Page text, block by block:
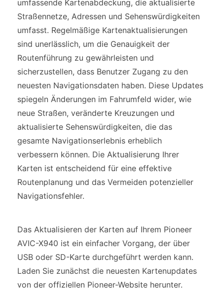
umfassende Kartenabdeckung, die aktualisierte
Straßennetze, Adressen und Sehenswürdigkeiten
umfasst. Regelmäßige Kartenaktualisierungen
sind unerlässlich, um die Genauigkeit der
Routenführung zu gewährleisten und
sicherzustellen, dass Benutzer Zugang zu den
neuesten Navigationsdaten haben. Diese Updates
spiegeln Änderungen im Fahrumfeld wider, wie
neue Straßen, veränderte Kreuzungen und
aktualisierte Sehenswürdigkeiten, die das
gesamte Navigationserlebnis erheblich
verbessern können. Die Aktualisierung Ihrer
Karten ist entscheidend für eine effektive
Routenplanung und das Vermeiden potenzieller
Navigationsfehler.
Das Aktualisieren der Karten auf Ihrem Pioneer
AVIC-X940 ist ein einfacher Vorgang, der über
USB oder SD-Karte durchgeführt werden kann.
Laden Sie zunächst die neuesten Kartenupdates
von der offiziellen Pioneer-Website herunter.